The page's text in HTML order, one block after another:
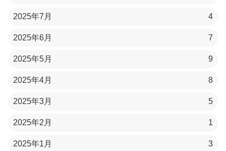
2025年7月 4
2025年6月 7
2025年5月 9
2025年4月 8
2025年3月 5
2025年2月 1
2025年1月 3